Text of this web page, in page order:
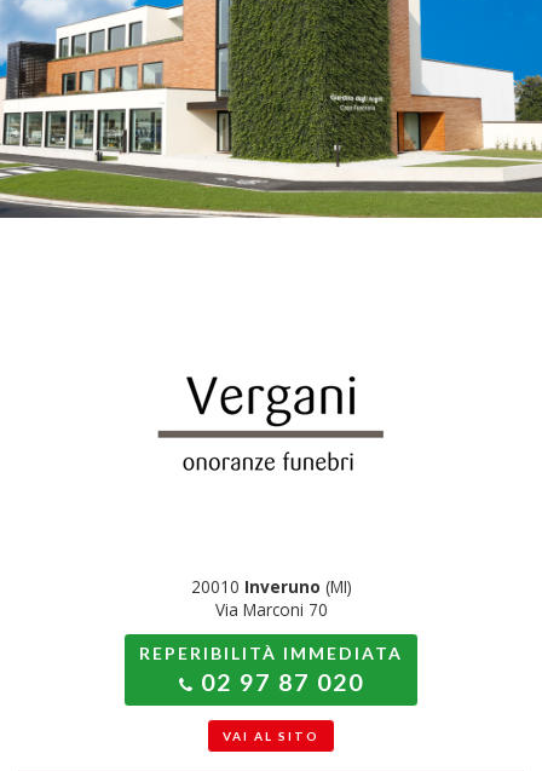
20010 Inveruno (MI)
Via Marconi 70
REPERIBILITÀ IMMEDIATA
02 97 87 020
VAI AL SITO